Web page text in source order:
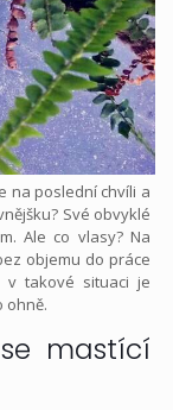
na poslední chvíli a
Své obvyklé
Ale co vlasy? Na
objemu do práce
v takové situaci je
ohně.
mastící